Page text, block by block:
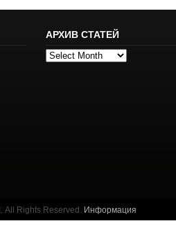
АРХИВ СТАТЕЙ
Архив
All Rights Reserved. Информация